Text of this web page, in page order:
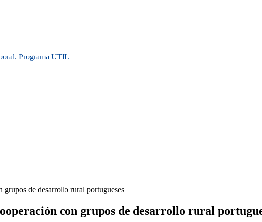
Programa UTIL
de desarrollo rural portugueses
con grupos de desarrollo rural